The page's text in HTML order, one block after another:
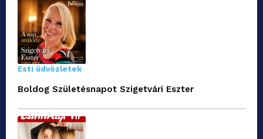
Esti üdvözletek
Boldog Születésnapot Szigetvári Eszter